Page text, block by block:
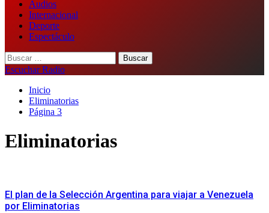
Audios
Internacional
Deporte
Espectáculo
Buscar:
Escuchar Radio
Inicio
Eliminatorias
Página 3
Eliminatorias
El plan de la Selección Argentina para viajar a Venezuela
por Eliminatorias